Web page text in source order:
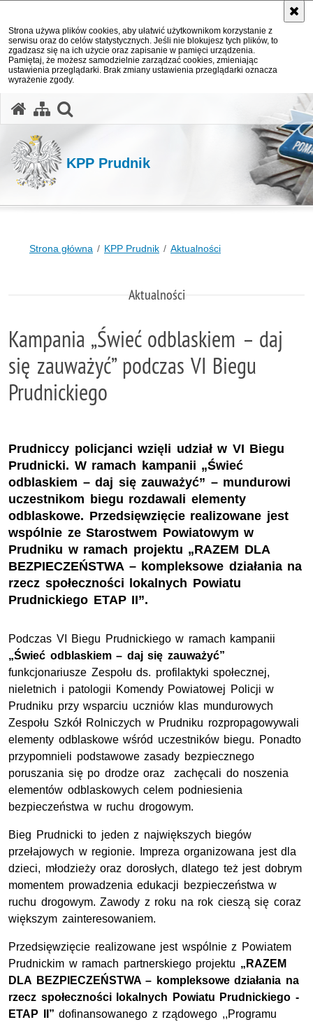
Strona używa plików cookies, aby ułatwić użytkownikom korzystanie z
serwisu oraz do celów statystycznych. Jeśli nie blokujesz tych plików, to
zgadzasz się na ich użycie oraz zapisanie w pamięci urządzenia.
Pamiętaj, że możesz samodzielnie zarządzać cookies, zmieniając
ustawienia przeglądarki. Brak zmiany ustawienia przeglądarki oznacza
wyrażenie zgody.
KPP Prudnik
Strona główna KPP Prudnik Aktualności
Aktualności
Kampania „Świeć odblaskiem – daj
się zauważyć” podczas VI Biegu
Prudnickiego
Prudniccy policjanci wzięli udział w VI Biegu
Prudnicki. W ramach kampanii „Świeć
odblaskiem – daj się zauważyć” – mundurowi
uczestnikom biegu rozdawali elementy
odblaskowe. Przedsięwzięcie realizowane jest
wspólnie ze Starostwem Powiatowym w
Prudniku w ramach projektu „RAZEM DLA
BEZPIECZEŃSTWA – kompleksowe działania na
rzecz społeczności lokalnych Powiatu
Prudnickiego ETAP II”.
Podczas VI Biegu Prudnickiego w ramach kampanii
„Świeć odblaskiem – daj się zauważyć”
funkcjonariusze Zespołu ds. profilaktyki społecznej,
nieletnich i patologii Komendy Powiatowej Policji w
Prudniku przy wsparciu uczniów klas mundurowych
Zespołu Szkół Rolniczych w Prudniku rozpropagowywali
elementy odblaskowe wśród uczestników biegu. Ponadto
przypomnieli podstawowe zasady bezpiecznego
poruszania się po drodze oraz zachęcali do noszenia
elementów odblaskowych celem podniesienia
bezpieczeństwa w ruchu drogowym.
Bieg Prudnicki to jeden z największych biegów
przełajowych w regionie. Impreza organizowana jest dla
dzieci, młodzieży oraz dorosłych, dlatego też jest dobrym
momentem prowadzenia edukacji bezpieczeństwa w
ruchu drogowym. Zawody z roku na rok cieszą się coraz
większym zainteresowaniem.
Przedsięwzięcie realizowane jest wspólnie z Powiatem
Prudnickim w ramach partnerskiego projektu „RAZEM
DLA BEZPIECZEŃSTWA – kompleksowe działania na
rzecz społeczności lokalnych Powiatu Prudnickiego -
ETAP II” dofinansowanego z rządowego ,,Programu